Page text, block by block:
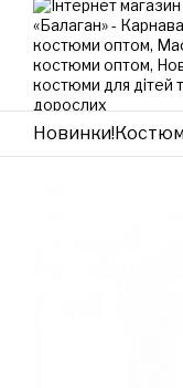
Перейти до
Новинки!